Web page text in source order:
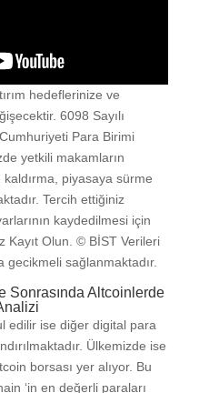
hedeflerinize ve
6098 Sayılı
Para Birimi
yetkili makamların
piyasaya sürme
Tercih ettiğiniz
kaydedilmesi için
Kayıt Olun. © BİST Verileri
gecikmeli sağlanmaktadır.
Sonrasında Altcoinlerde
edilir ise diğer digital para
Ülkemizde ise
borsası yer alıyor. Bu
‘in en değerli paraları